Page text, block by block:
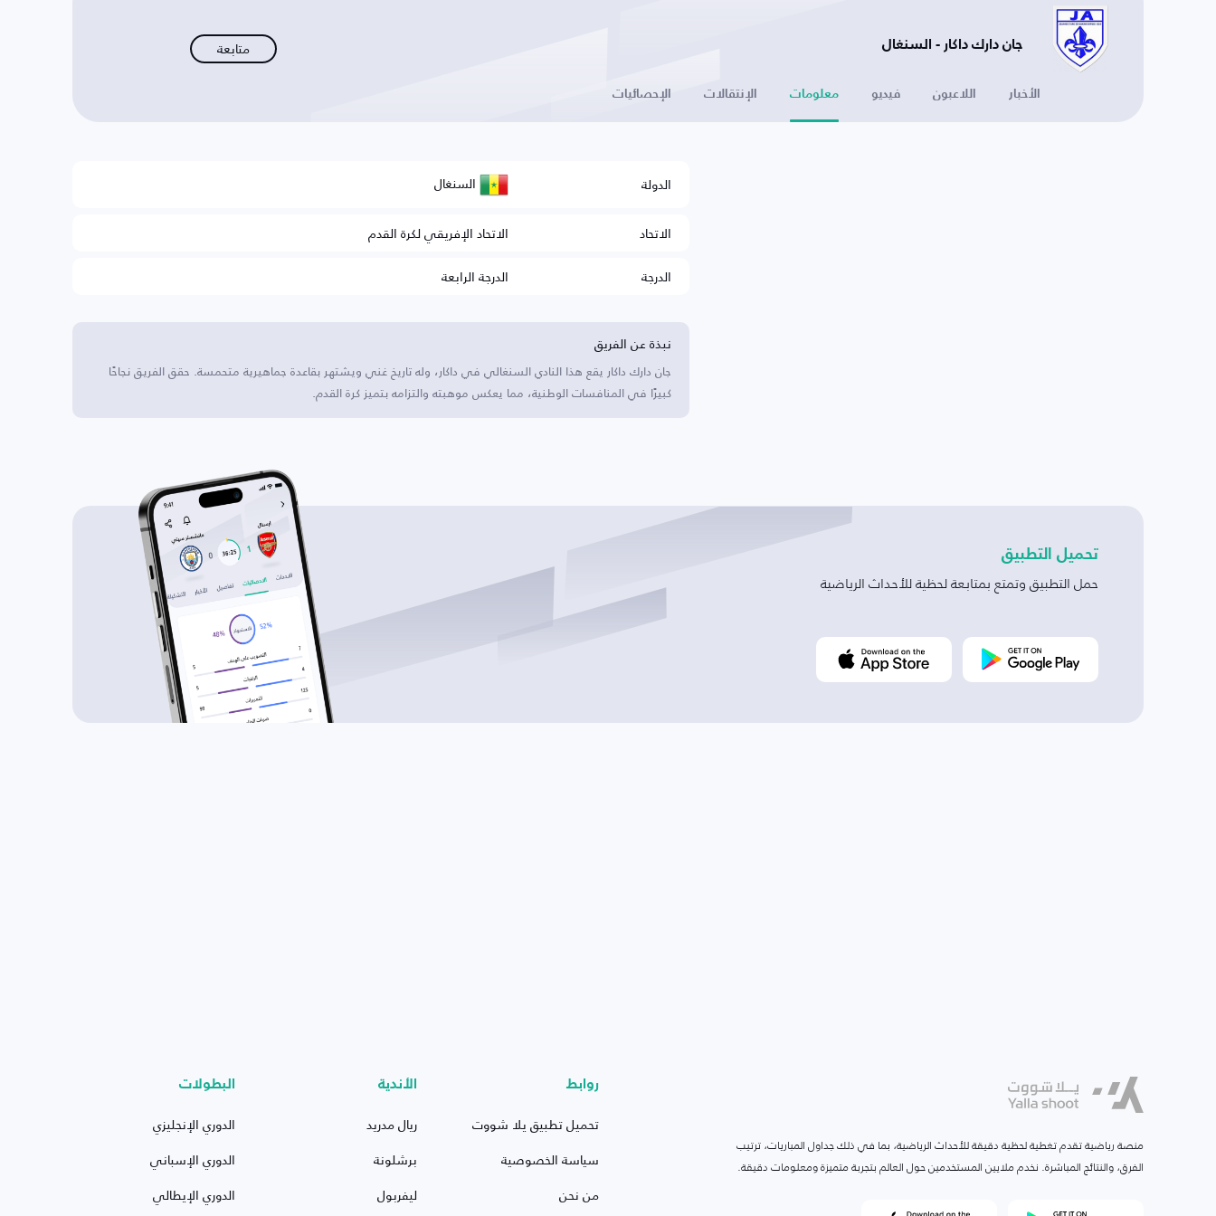
جان دارك داكار - السنغال متابعة
الأخبار اللاعبون فيديو معلومات الإنتقالات الإحصائيات
الدولة السنغال
الاتحاد
الاتحاد الإفريقي لكرة القدم
الدرجة
الدرجة الرابعة
نبذة عن الفريق
جان دارك داكار يقع هذا النادي السنغالي في داكار، وله تاريخ غني ويشتهر بقاعدة جماهيرية متحمسة. حقق الفريق نجاحًا
كبيرًا في المنافسات الوطنية، مما يعكس موهبته والتزامه بتميز كرة القدم.
تحميل التطبيق
حمل التطبيق وتمتع بمتابعة لحظية للأحداث الرياضية
منصة رياضية تقدم تغطية لحظية دقيقة للأحداث الرياضية، بما في ذلك جداول المباريات، ترتيب
الفرق، والنتائج المباشرة. نخدم ملايين المستخدمين حول العالم بتجربة متميزة ومعلومات دقيقة.
روابط
تحميل تطبيق يلا شووت
سياسة الخصوصية
من نحن
الأندية
ريال مدريد
برشلونة
ليفربول
البطولات
الدوري الإنجليزي
الدوري الإسباني
الدوري الإيطالي